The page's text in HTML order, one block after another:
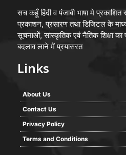
सच कहूँ हिंदी व पंजाबी भाषा मे प्रकाशित
प्रकाशन, प्रसारण तथा डिजिटल के
सूचनाओं, सांस्कृतिक एवं नैतिक शिक्षा
बदलाव लाने में प्रयासरत
Links
About Us
Contact Us
Privacy Policy
Terms and Conditions